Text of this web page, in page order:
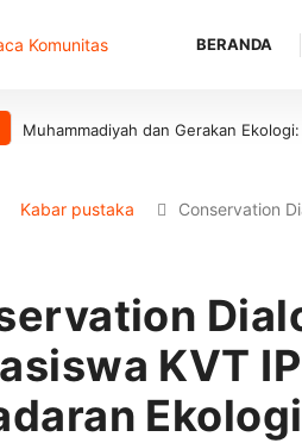
BERANDA
Muhammadiyah dan Gerakan
Kabar pustaka Conservation
KVT